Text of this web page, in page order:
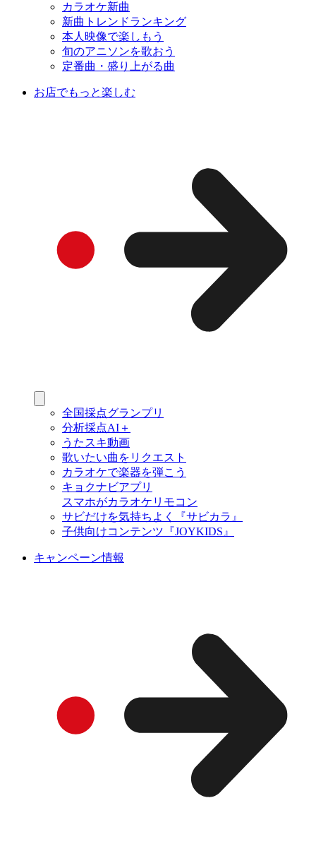
カラオケ新曲
新曲トレンドランキング
本人映像で楽しもう
旬のアニソンを歌おう
定番曲・盛り上がる曲
お店でもっと楽しむ
全国採点グランプリ
分析採点AI＋
うたスキ動画
歌いたい曲をリクエスト
カラオケで楽器を弾こう
キョクナビアプリ
スマホがカラオケリモコン
サビだけを気持ちよく『サビカラ』
子供向けコンテンツ『JOYKIDS』
キャンペーン情報